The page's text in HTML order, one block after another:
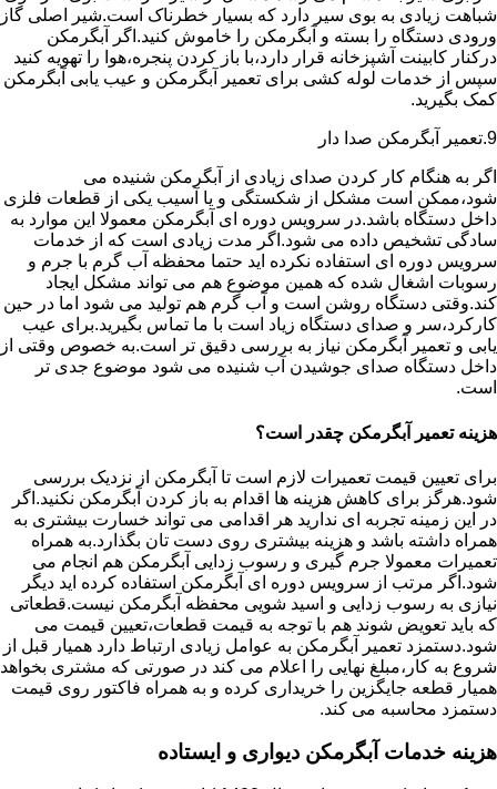
شباهت زیادی به بوی سیر دارد که بسیار خطرناک است.شیر اصلی گاز
ورودی دستگاه را بسته و آبگرمکن را خاموش کنید.اگر آبگرمکن
درکنار کابینت آشپزخانه قرار دارد،با باز کردن پنجره،هوا را تهویه کنید
سپس از خدمات لوله کشی برای تعمیر آبگرمکن و عیب یابی آبگرمکن
کمک بگیرید.
9.تعمیر آبگرمکن صدا دار
اگر به هنگام کار کردن صدای زیادی از آبگرمکن شنیده می
شود،ممکن است مشکل از شکستگی و یا آسیب یکی از قطعات فلزی
داخل دستگاه باشد.در سرویس دوره ای آبگرمکن معمولا این موارد به
سادگی تشخیص داده می شود.اگر مدت زیادی است که از خدمات
سرویس دوره ای استفاده نکرده اید حتما محفظه آب گرم با جرم و
رسوبات اشغال شده که همین موضوع هم می تواند مشکل ایجاد
کند.وقتی دستگاه روشن است و آب گرم هم تولید می شود اما در حین
کارکرد،سر و صدای دستگاه زیاد است با ما تماس بگیرید.برای عیب
یابی و تعمیر آبگرمکن نیاز به بررسی دقیق تر است.به خصوص وقتی از
داخل دستگاه صدای جوشیدن آب شنیده می شود موضوع جدی تر
است.
هزینه تعمیر آبگرمکن چقدر است؟
برای تعیین قیمت تعمیرات لازم است تا آبگرمکن از نزدیک بررسی
شود.هرگز برای کاهش هزینه ها اقدام به باز کردن آبگرمکن نکنید.اگر
در این زمینه تجربه ای ندارید هر اقدامی می تواند خسارت بیشتری به
همراه داشته باشد و هزینه بیشتری روی دست تان بگذارد.به همراه
تعمیرات معمولا جرم گیری و رسوب زدایی آبگرمکن هم انجام می
شود.اگر مرتب از سرویس دوره ای آبگرمکن استفاده کرده اید دیگر
نیازی به رسوب زدایی و اسید شویی محفظه آبگرمکن نیست.قطعاتی
که باید تعویض شوند هم با توجه به قیمت قطعات،تعیین قیمت می
شود.دستمزد تعمیر آبگرمکن به عوامل زیادی ارتباط دارد همیار قبل از
شروع به کار،مبلغ نهایی را اعلام می کند در صورتی که مشتری بخواهد
همیار قطعه جایگزین را خریداری کرده و به همراه فاکتور روی قیمت
دستمزد محاسبه می کند.
هزینه خدمات آبگرمکن دیواری و ایستاده